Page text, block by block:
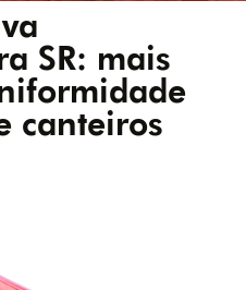
SR: mais
canteiros